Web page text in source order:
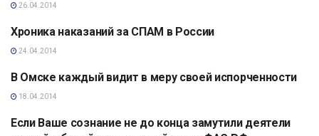
26.04.2014
АНАЛИТИКА
Хроника наказаний за СПАМ в России
24.04.2014
АНАЛИТИКА
В Омске каждый видит в меру своей испорченности
18.04.2014
АНАЛИТИКА
Если Ваше сознание не до конца замутили деятели